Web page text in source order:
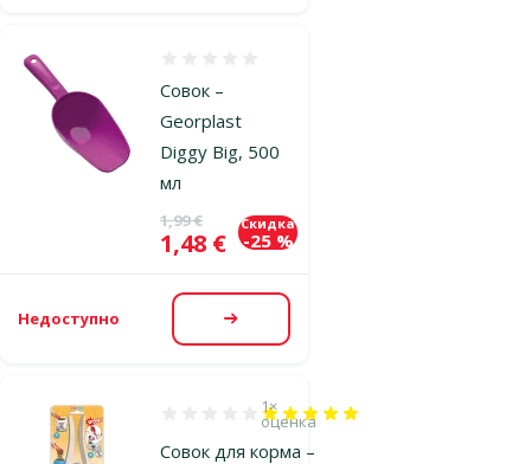
Совок –
Georplast
Diggy Big, 500
мл
Исходная цена
1,99 €
Цена
1,48 €
Скидка
-25 %
Недоступно Посмотреть
Совок для корма –
Оценка 100%, количество оценок: 1
1×
оценка